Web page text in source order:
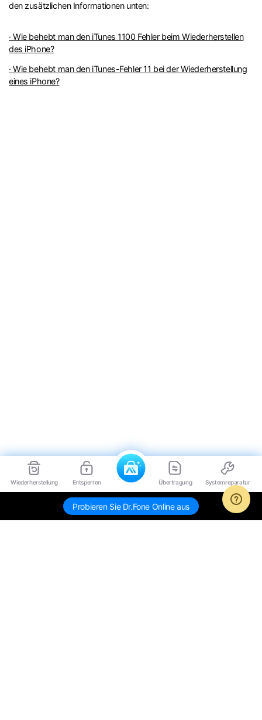
Wiederherstellung Entsperren Übertragung Systemreparatur
Probieren Sie Dr.Fone Online aus
den zusätzlichen Informationen unten:
· Wie behebt man den iTunes 1100 Fehler beim Wiederherstellen
des iPhone?
· Wie behebt man den iTunes-Fehler 11 bei der Wiederherstellung
eines iPhone?